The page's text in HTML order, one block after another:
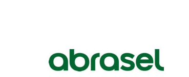
right